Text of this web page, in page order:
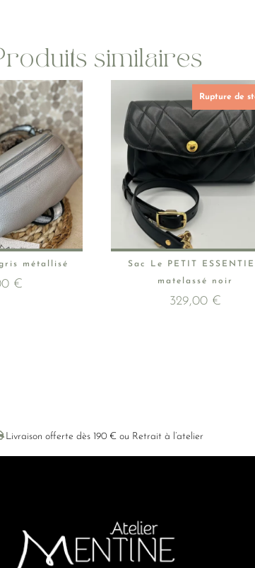
similaires
métallisé
€
Sac Le PETIT
matelassé noir
329,00 €
Rupture de
Livraison offerte dès 190 € ou Retrait à l’atelier